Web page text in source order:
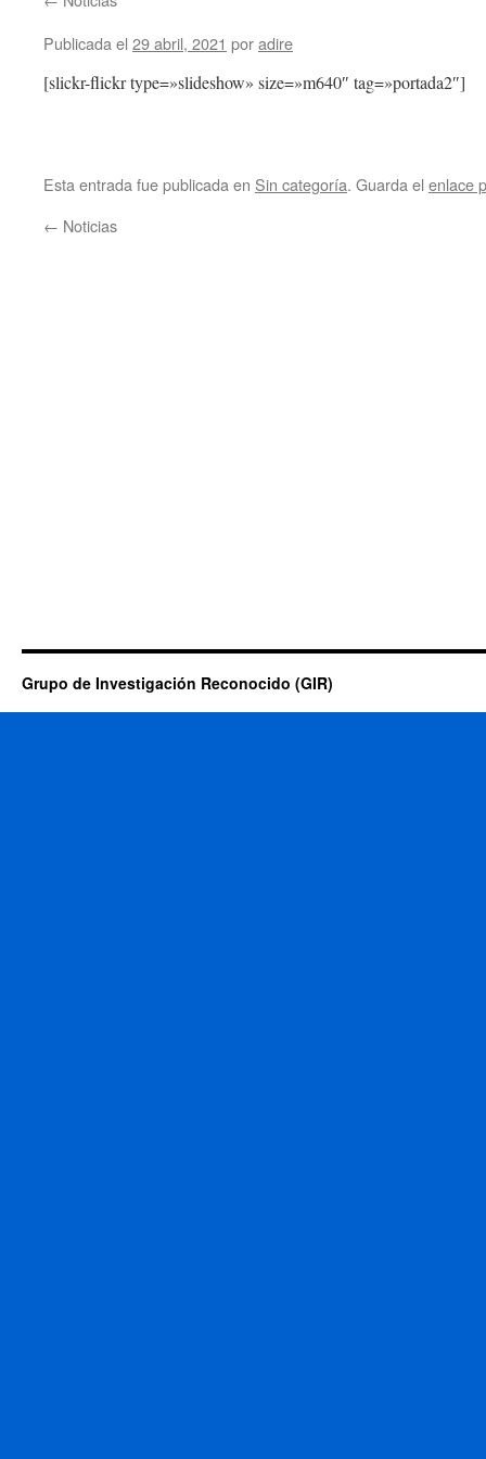
Publicada el 29 abril, 2021 poradire
[slickr-flickr type=»slideshow» size=»m640″ tag=»portada2″]
Esta entrada fue publicada en Sin categoría. Guarda el enlace
← Noticias
Grupo de Investigación Reconocido (GIR)